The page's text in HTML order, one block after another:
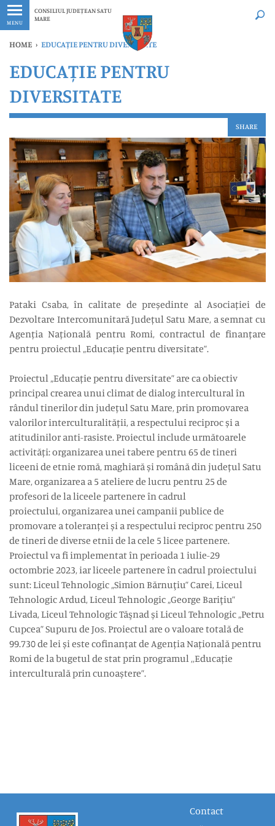
MENU
CONSILIUL JUDEȚEAN SATU
MARE
Ultimele
HOME › EDUCAȚIE PENTRU DIVERSITATE
EDUCAȚIE PENTRU
DIVERSITATE
SHARE
Pataki Csaba, în calitate de președinte al Asociației de
Dezvoltare Intercomunitară Județul Satu Mare, a semnat cu
Agenția Națională pentru Romi, contractul de finanțare
pentru proiectul „Educație pentru diversitate”.
Proiectul „Educație pentru diversitate” are ca obiectiv
principal crearea unui climat de dialog intercultural în
rândul tinerilor din județul Satu Mare, prin promovarea
valorilor interculturalității, a respectului reciproc și a
atitudinilor anti-rasiste. Proiectul include următoarele
activități: organizarea unei tabere pentru 65 de tineri
liceeni de etnie romă, maghiară și română din județul Satu
Mare, organizarea a 5 ateliere de lucru pentru 25 de
profesori de la liceele partenere în cadrul
proiectului, organizarea unei campanii publice de
promovare a toleranței și a respectului reciproc pentru 250
de tineri de diverse etnii de la cele 5 licee partenere.
Proiectul va fi implementat în perioada 1 iulie-29
octombrie 2023, iar liceele partenere în cadrul proiectului
sunt: Liceul Tehnologic „Simion Bărnuţiu” Carei, Liceul
Tehnologic Ardud, Liceul Tehnologic „George Bariţiu”
Livada, Liceul Tehnologic Tăşnad și Liceul Tehnologic „Petru
Cupcea” Supuru de Jos. Proiectul are o valoare totală de
99.730 de lei și este cofinanțat de Agenția Națională pentru
Romi de la bugetul de stat prin programul ,,Educație
interculturală prin cunoaștere”.
Contact